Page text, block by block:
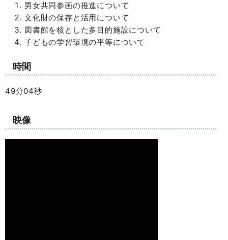
男女共同参画の推進について
文化財の保存と活用について
図書館を核とした多目的施設について
子どもの学習環境の平等について
時間
49分04秒
映像